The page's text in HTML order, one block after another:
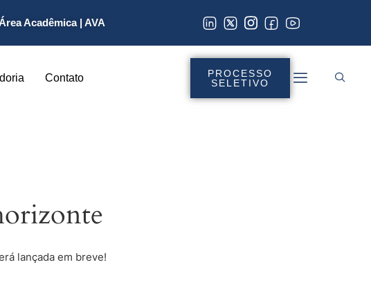
Acadêmica |AVA
Contato
PROCESSO
SELETIVO
lançada em breve!